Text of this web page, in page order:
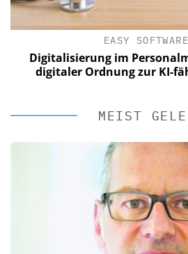
EASY
Digitalisierung im
digitaler Ordnung zur KI-
MEIST